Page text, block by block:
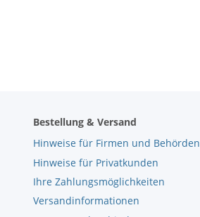
Bestellung & Versand
Hinweise für Firmen und Behörden
Hinweise für Privatkunden
Ihre Zahlungsmöglichkeiten
Versandinformationen